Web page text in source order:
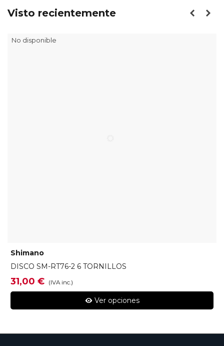
Visto recientemente
No disponible
Shimano
DISCO SM-RT76-2 6 TORNILLOS
31,00 € (IVA inc.)
Ver opciones